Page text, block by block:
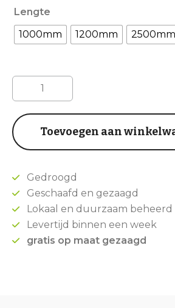
Lengte
1000mm
1200mm 2500mm
Eiken
latten
35mm
aantalToevoegen aan
Gedroogd
Geschaafd en gezaagd
Lokaal en duurzaam beheerd
Levertijd binnen een week
gratis op maat gezaagd